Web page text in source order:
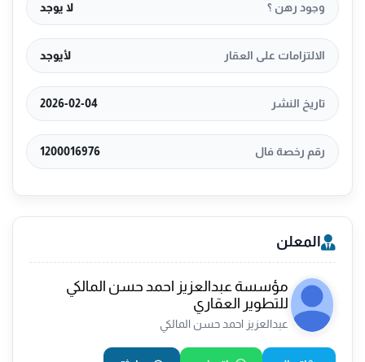
وجود رهن ؟ لا يوجد
الالتزامات على العقار لأيوجد
تاريخ النشر 2026-02-04
رقم رخصة فال 1200016976
المعلن
مؤسسة عبدالعزيز احمد حسن المالكي
للتطوير العقاري
عبدالعزيز احمد حسن المالكي